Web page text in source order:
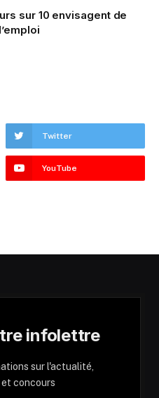
sur 10 envisagent de
Twitter
YouTube
infolettre
sur l'actualité,
concours